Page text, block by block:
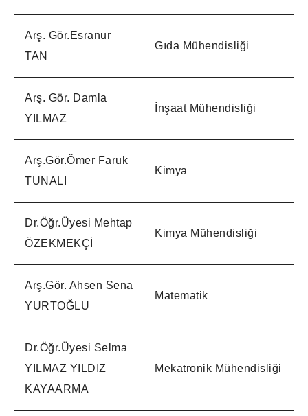
Arş. Gör.Esranur
TAN
Gıda Mühendisliği
Arş. Gör. Damla
YILMAZ
İnşaat Mühendisliği
Arş.Gör.Ömer Faruk
TUNALI
Kimya
Dr.Öğr.Üyesi Mehtap
ÖZEKMEKÇİ
Kimya Mühendisliği
Arş.Gör. Ahsen Sena
YURTOĞLU
Matematik
Dr.Öğr.Üyesi Selma
YILMAZ YILDIZ
KAYAARMA
Mekatronik Mühendisliği